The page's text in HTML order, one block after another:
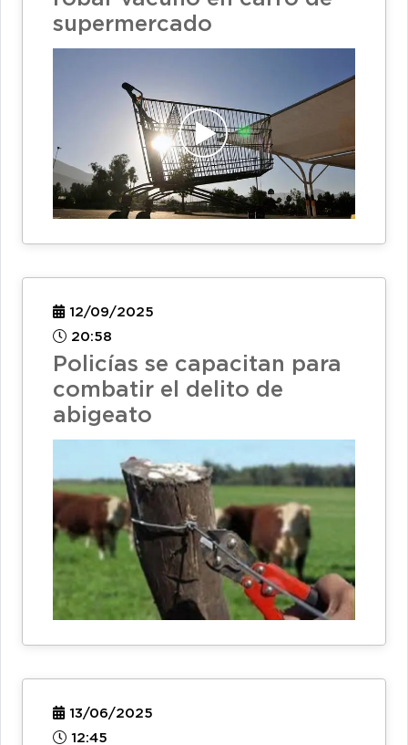
supermercado
12/09/2025
20:58
Policías se capacitan para
combatir el delito de
abigeato
13/06/2025
12:45